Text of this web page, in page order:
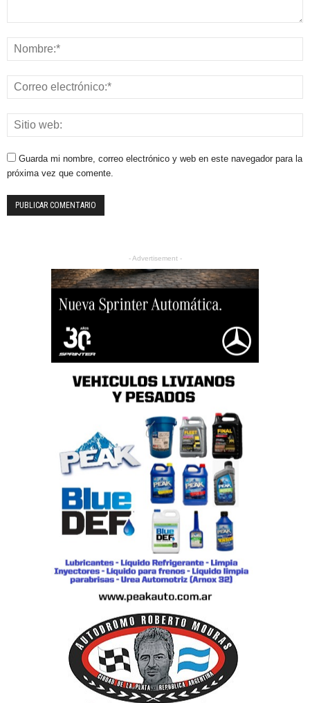
Guarda mi nombre, correo electrónico y web en este navegador para la
próxima vez que comente.
- Advertisement -